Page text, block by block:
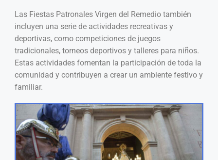
Las Fiestas Patronales Virgen del Remedio también
incluyen una serie de actividades recreativas y
deportivas, como competiciones de juegos
tradicionales, torneos deportivos y talleres para niños.
Estas actividades fomentan la participación de toda la
comunidad y contribuyen a crear un ambiente festivo y
familiar.